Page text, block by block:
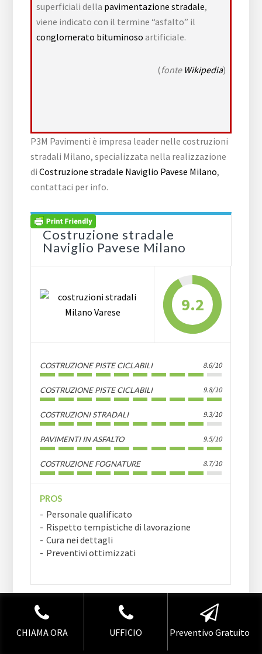
superficiali della pavimentazione stradale,
viene indicato con il termine “asfalto” il
conglomerato bituminoso artificiale.
(fonte Wikipedia)
P3M Pavimenti è impresa leader nelle costruzioni
stradali Milano, specializzata nella realizzazione
diCostruzione stradale Naviglio Pavese Milano,
contattaci per info.
Costruzione stradale
Naviglio Pavese Milano
9.2
COSTRUZIONE PISTE CICLABILI 8.6/10
COSTRUZIONE PISTE CICLABILI 9.8/10
COSTRUZIONI STRADALI 9.3/10
PAVIMENTI IN ASFALTO 9.5/10
COSTRUZIONE FOGNATURE 8.7/10
PROS
Personale qualificato
Rispetto tempistiche di lavorazione
Cura nei dettagli
Preventivi ottimizzati
CONTATTI
CHIAMA ORA UFFICIO Preventivo Gratuito